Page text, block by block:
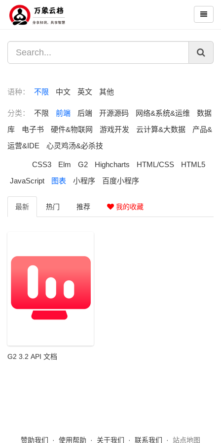
语种： 不限 中文 英文 其他
分类： 不限 前端 后端 开源源码 网络&系统&运维
数据
库
电子书 硬件&物联网 游戏开发 云计算&大数据
产品&
运营&IDE
心灵鸡汤&必杀技
CSS3 Elm G2 Highcharts HTML/CSS
HTML5
JavaScript
图表 小程序 百度小程序
最新 热门 推荐 我的收藏
G2 3.2 API 文档
赞助我们 · 使用帮助 · 关于我们 · 联系我们 · 站点地图